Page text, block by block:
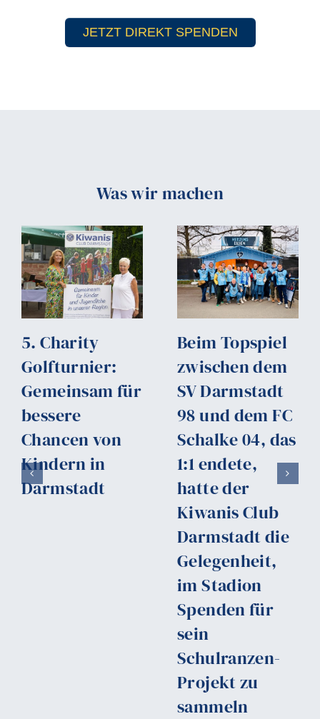
JETZT DIREKT SPENDEN
Was wir machen
5. Charity
Golfturnier:
Gemeinsam für
bessere
Chancen von
Kindern in
Darmstadt
Beim Topspiel
zwischen dem
SV Darmstadt
98 und dem FC
Schalke 04, das
1:1 endete,
hatte der
Kiwanis Club
Darmstadt die
Gelegenheit,
im Stadion
Spenden für
sein
Schulranzen-
Projekt zu
sammeln